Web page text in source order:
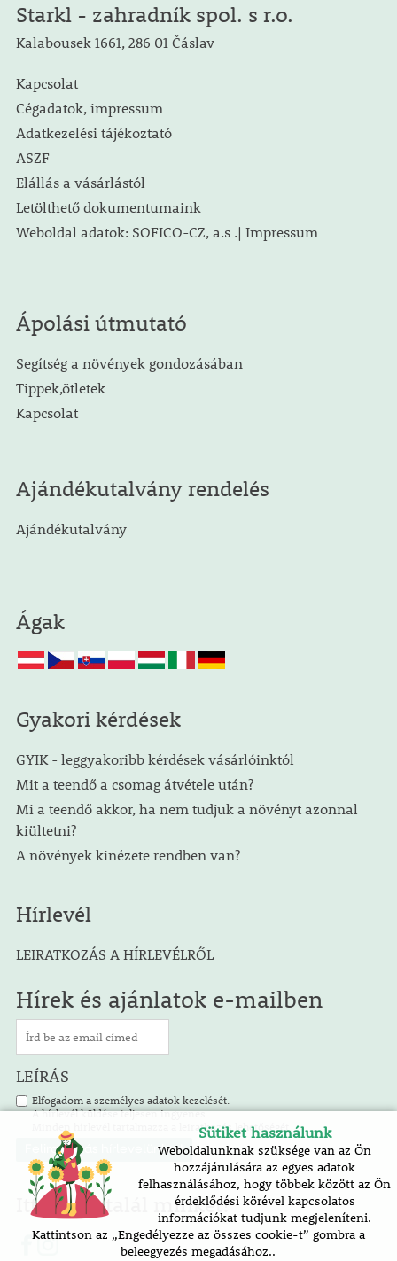
Starkl - zahradník spol. s r.o.
Kalabousek 1661, 286 01 Čáslav
Kapcsolat
Cégadatok, impressum
Adatkezelési tájékoztató
ASZF
Elállás a vásárlástól
Letölthető dokumentumaink
Weboldal adatok: SOFICO-CZ, a.s .| Impressum
Ápolási útmutató
Segítség a növények gondozásában
Tippek,ötletek
Kapcsolat
Ajándékutalvány rendelés
Ajándékutalvány
Ágak
Gyakori kérdések
GYIK - leggyakoribb kérdések vásárlóinktól
Mit a teendő a csomag átvétele után?
Mi a teendő akkor, ha nem tudjuk a növényt azonnal
kiültetni?
A növények kinézete rendben van?
Hírlevél
LEIRATKOZÁS A HÍRLEVÉLRŐL
Hírek és ajánlatok e-mailben
LEÍRÁS
Elfogadom a személyes adatok kezelését.
A hírlevél küldése teljesen ingyenes.
Minden hírlevél tartalmazza a leiratkozás lehetőségét.
Itt is megtalál minket!
Sütiket használunk
Weboldalunknak szüksége van az Ön
hozzájárulására az egyes adatok
felhasználásához, hogy többek között az Ön
érdeklődési körével kapcsolatos
információkat tudjunk megjeleníteni.
Kattintson az „Engedélyezze az összes cookie-t” gombra a
beleegyezés megadásához..